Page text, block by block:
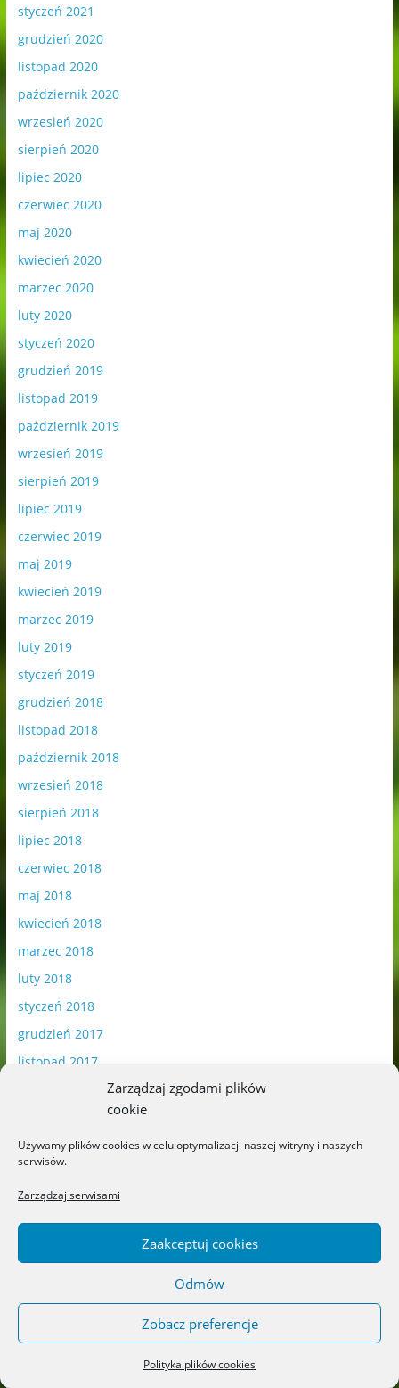
Zarządzaj zgodami plików
cookie
Używamy plików cookies w celu optymalizacji naszej witryny i naszych
serwisów.
Zarządzaj serwisami
Zaakceptuj cookies
Odmów
Zobacz preferencje
Polityka plików cookies
styczeń 2021
grudzień 2020
listopad 2020
październik 2020
wrzesień 2020
sierpień 2020
lipiec 2020
czerwiec 2020
maj 2020
kwiecień 2020
marzec 2020
luty 2020
styczeń 2020
grudzień 2019
listopad 2019
październik 2019
wrzesień 2019
sierpień 2019
lipiec 2019
czerwiec 2019
maj 2019
kwiecień 2019
marzec 2019
luty 2019
styczeń 2019
grudzień 2018
listopad 2018
październik 2018
wrzesień 2018
sierpień 2018
lipiec 2018
czerwiec 2018
maj 2018
kwiecień 2018
marzec 2018
luty 2018
styczeń 2018
grudzień 2017
listopad 2017
październik 2017
sierpień 2017
czerwiec 2017
maj 2017
kwiecień 2017
luty 2017
styczeń 2017